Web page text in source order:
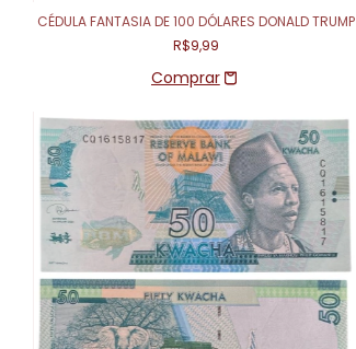
CÉDULA FANTASIA DE 100 DÓLARES DONALD TRUMP
R$9,99